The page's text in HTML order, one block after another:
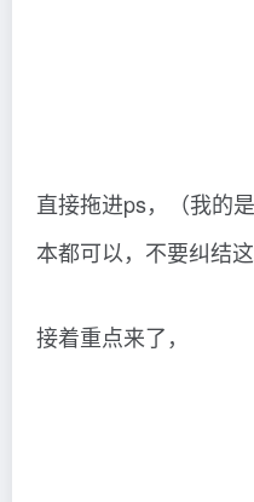
直接拖进ps，（我的
本都可以，不要纠结这
接着重点来了，